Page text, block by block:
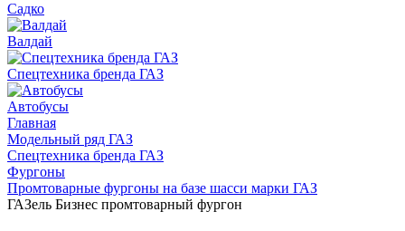
Садко
Валдай
Спецтехника бренда ГАЗ
Автобусы
Главная
Модельный ряд ГАЗ
Спецтехника бренда ГАЗ
Фургоны
Промтоварные фургоны на базе шасси марки ГАЗ
ГАЗель Бизнес промтоварный фургон